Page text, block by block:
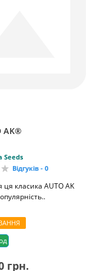
AK®
Seeds
Відгуків - 0
класика AUTO AK
грн.